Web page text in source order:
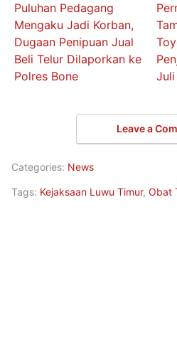
Puluhan Pedagang
Mengaku Jadi Korban,
Dugaan Penipuan Jual
Beli Telur Dilaporkan ke
Polres Bone
Leave a
Categories: News
Tags: Kejaksaan Luwu Timur, Obat